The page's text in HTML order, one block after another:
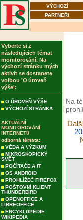
VÝCHOZÍ
PARTNEŘI
Vyberte si z
následujících témat
monitorování. Na
výchozí stránku mých
aktivit se dostanete
volbou 'O úroveň
výše':
O ÚROVEŇ VÝŠE
VÝCHOZÍ STRÁNKA
AKTUÁLNÍ
MONITOROVÁNÍ
INTERNETU
odborná témata:
VĚDA A VÝZKUM
MIKROSKOPICKÝ
SVĚT
POČÍTAČE A IT
OS ANDROID
PROHLÍŽEČ FIREFOX
POŠTOVNÍ KLIENT
THUNDERBIRD
OPENOFFICE A
LIBREOFFICE
ENCYKLOPEDIE
WIKIPEDIA
Na